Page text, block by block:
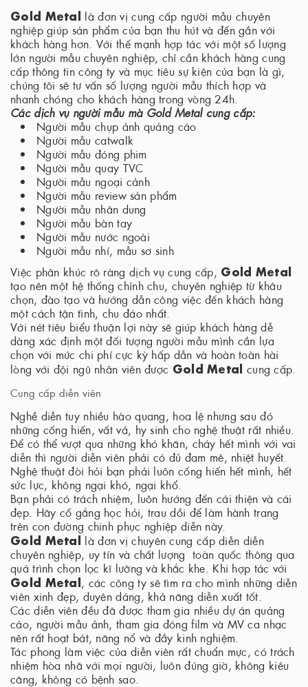
Gold Metal là đơn vị cung cấp người mẫu chuyên
nghiệp giúp sản phẩm của bạn thu hút và đến gần với
khách hàng hơn. Với thế mạnh hợp tác với một số lượng
lớn người mẫu chuyên nghiệp, chỉ cần khách hàng cung
cấp thông tin công ty và mục tiêu sự kiện của bạn là gì,
chúng tôi sẽ tư vấn số lượng người mẫu thích hợp và
nhanh chóng cho khách hàng trong vòng 24h.
Các dịch vụ người mẫu mà Gold Metal cung cấp:
Người mẫu chụp ảnh quảng cáo
Người mẫu catwalk
Người mẫu đóng phim
Người mẫu quay TVC
Người mẫu ngoại cảnh
Người mẫu review sản phẩm
Người mẫu nhân dung
Người mẫu bàn tay
Người mẫu nước ngoài
Người mẫu nhí, mẫu sơ sinh
Việc phân khúc rõ ràng dịch vụ cung cấp, Gold Metal
tạo nên một hệ thống chỉnh chu, chuyên nghiệp từ khâu
chọn, đào tạo và hướng dẫn công việc đến khách hàng
một cách tận tình, chu đáo nhất.
Với nét tiêu biểu thuận lợi này sẽ giúp khách hàng dễ
dàng xác định một đối tượng người mẫu mình cần lựa
chọn với mức chi phí cực kỳ hấp dẫn và hoàn toàn hài
lòng với đội ngũ nhân viên được Gold Metal cung cấp.
Cung cấp diễn viên
Nghề diễn tuy nhiều hào quang, hoa lệ nhưng sau đó
những cống hiến, vất vả, hy sinh cho nghệ thuật rất nhiều.
Để có thể vượt qua những khó khăn, cháy hết mình với vai
diễn thì người diễn viên phải có đủ đam mê, nhiệt huyết.
Nghệ thuật đòi hỏi bạn phải luôn cống hiến hết mình, hết
sức lực, không ngại khó, ngại khổ.
Bạn phải có trách nhiệm, luôn hướng đến cái thiện và cái
đẹp. Hãy cố gắng học hỏi, trau dồi để làm hành trang
trên con đường chinh phục nghiệp diễn này.
Gold Metal là đơn vị chuyên cung cấp diễn diễn
chuyên nghiệp, uy tín và chất lượng toàn quốc thông qua
quá trình chọn lọc kĩ lưỡng và khắc khe. Khi hợp tác với
Gold Metal , các công ty sẽ tìm ra cho mình những diễn
viên xinh đẹp, duyên dáng, khả năng diễn xuất tốt.
Các diễn viên đều đã được tham gia nhiều dự án quảng
cáo, người mẫu ảnh, tham gia đóng film và MV ca nhạc
nên rất hoạt bát, năng nổ và đầy kinh nghiệm.
Tác phong làm việc của diễn viên rất chuẩn mực, có trách
nhiệm hòa nhã với mọi người, luôn đúng giờ, không kiêu
căng, không có bệnh sao.